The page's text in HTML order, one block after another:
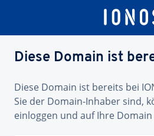
Diese Domain ist
Diese Domain ist bereits bei
Sie der Domain-Inhaber sind,
einloggen und auf Ihre